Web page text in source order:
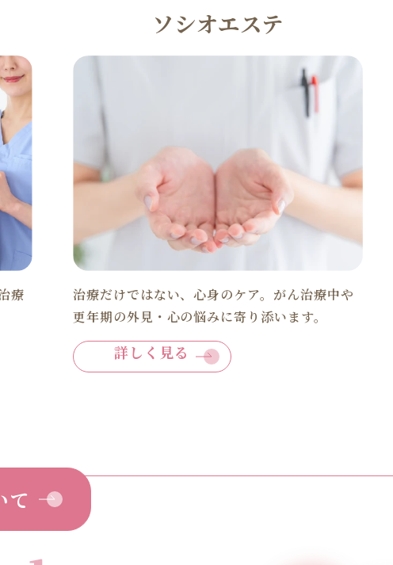
療
ソシオエステ
治療だけではない、心身のケア。がん治療中や
更年期の外見・心の悩みに寄り添います。
詳しく見る
て